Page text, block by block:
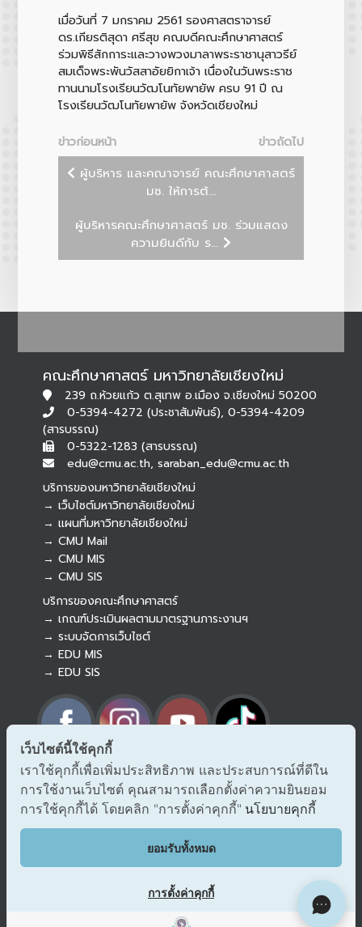
เมื่อวันที่ 7 มกราคม 2561 รองศาสตราจารย์
ดร.เกียรติสุดา ศรีสุข คณบดีคณะศึกษาศาสตร์
ร่วมพิธีสักการะและวางพวงมาลาพระราชานุสาวรีย์
สมเด็จพระพันวัสสาอัยยิกาเจ้า เนื่องในวันพระราช
ทานนามโรงเรียนวัฒโนทัยพายัพ ครบ 91 ปี ณ
โรงเรียนวัฒโนทัยพายัพ จังหวัดเชียงใหม่
ข่าวก่อนหน้า
ข่าวถัดไป
มช. ให้การต้...
ผู้บริหารคณะศึกษาศาสตร์ มช. ร่วมแสดง
ความยินดีกับ ร...
คณะศึกษาศาสตร์ มหาวิทยาลัยเชียงใหม่
239 ถ.ห้วยแก้ว ต.สุเทพ อ.เมือง จ.เชียงใหม่ 50200
0-5394-4272 (ประชาสัมพันธ์), 0-5394-4209
(สารบรรณ)
0-5322-1283 (สารบรรณ)
edu@cmu.ac.th, saraban_edu@cmu.ac.th
บริการของมหาวิทยาลัยเชียงใหม่
→ เว็บไซต์มหาวิทยาลัยเชียงใหม่
→ แผนที่มหาวิทยาลัยเชียงใหม่
→ CMU Mail
→ CMU MIS
→ CMU SIS
บริการของคณะศึกษาศาสตร์
→ เกณฑ์ประเมินผลตามมาตรฐานภาระงานฯ
→ ระบบจัดการเว็บไซต์
→ EDU MIS
→ EDU SIS
→ ร้องเรียนทุจริตและประพฤติมิชอบ
→ แจ้งเรื่องร้องออนไลน์ สำนักงาน ป.ป.ช.
→ รับเรื่องร้องเรียน/แจ้งเบาะแส สำนักงาน ป.ป.ท.
EDU VOC
แสดงความคิดเห็น/ข้อเสนอแนะ
ผังเว็บไซต์
Botnoi Assistant
Connecting…
เว็บไซต์นี้ใช้คุกกี้
เราใช้คุกกี้เพื่อเพิ่มประสิทธิภาพ และประสบการณ์ที่ดีใน
การใช้งานเว็บไซต์ คุณสามารถเลือกตั้งค่าความยินยอม
การใช้คุกกี้ได้ โดยคลิก "การตั้งค่าคุกกี้" นโยบายคุกกี้
ยอมรับทั้งหมด
การตั้งค่าคุกกี้